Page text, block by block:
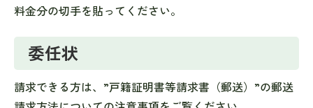
料金分の切手を貼ってください。
委任状
請求できる方は、”戸籍証明書等請求書（郵送）”の郵送